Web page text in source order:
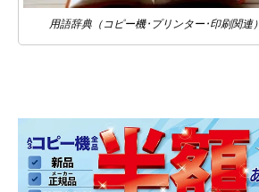
用語辞典（コピー機･プリンター･印刷関連）